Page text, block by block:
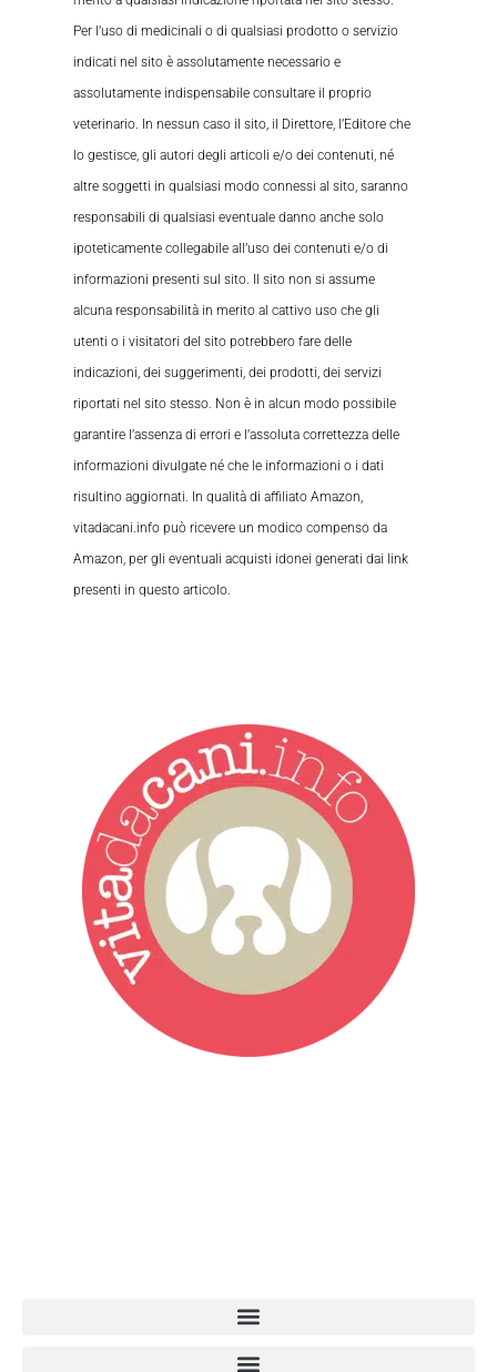
Per l’uso di medicinali o di qualsiasi prodotto o servizio
indicati nel sito è assolutamente necessario e
assolutamente indispensabile consultare il proprio
veterinario. In nessun caso il sito, il Direttore, l’Editore che
lo gestisce, gli autori degli articoli e/o dei contenuti, né
altre soggetti in qualsiasi modo connessi al sito, saranno
responsabili di qualsiasi eventuale danno anche solo
ipoteticamente collegabile all’uso dei contenuti e/o di
informazioni presenti sul sito. Il sito non si assume
alcuna responsabilità in merito al cattivo uso che gli
utenti o i visitatori del sito potrebbero fare delle
indicazioni, dei suggerimenti, dei prodotti, dei servizi
riportati nel sito stesso. Non è in alcun modo possibile
garantire l’assenza di errori e l’assoluta correttezza delle
informazioni divulgate né che le informazioni o i dati
risultino aggiornati. In qualità di affiliato Amazon,
vitadacani.info può ricevere un modico compenso da
Amazon, per gli eventuali acquisti idonei generati dai link
presenti in questo articolo.